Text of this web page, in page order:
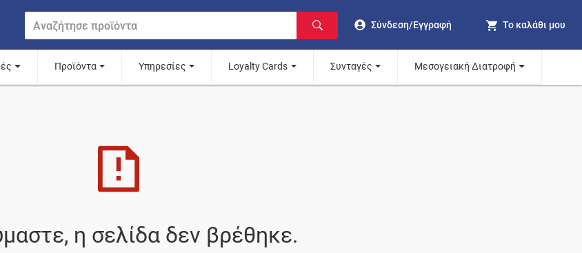
Σύνδεση/Εγγραφή Το καλάθι μου
Προϊόντα Υπηρεσίες Loyalty Cards Συνταγές Μεσογειακή Διατροφή
η σελίδα δεν βρέθηκε.